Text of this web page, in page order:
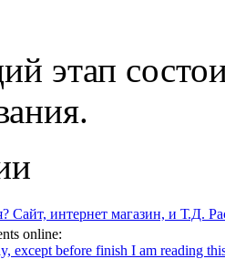
этап
Сайт, интернет магазин, и Т.Д.
online:
except before finish I am reading